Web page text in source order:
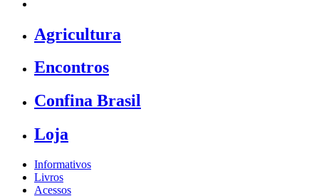
Agricultura
Encontros
Confina Brasil
Loja
Informativos
Livros
Acessos